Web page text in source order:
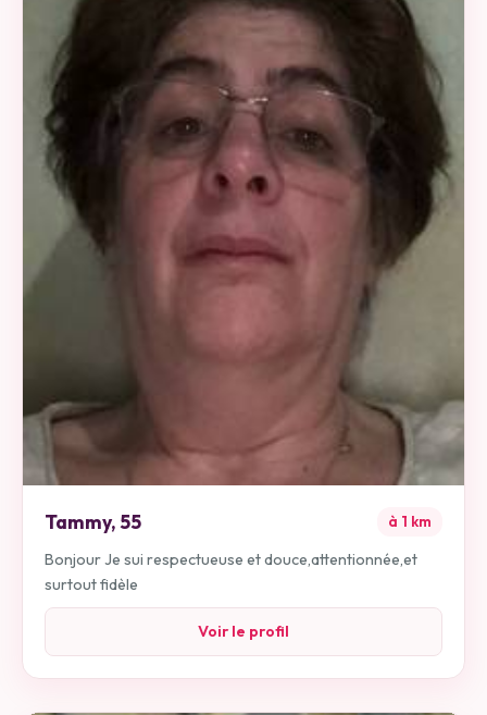
Tammy,55 à 1 km
Bonjour Je sui respectueuse et douce,attentionnée,et
surtout fidèle
Voir le profil